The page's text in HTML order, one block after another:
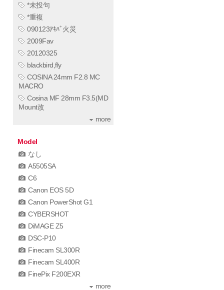
*未投句
*重複
090123ｱｷﾊﾞ火災
2009Fav
20120325
blackbird,fly
COSINA 24mm F2.8 MC
MACRO
Cosina MF 28mm F3.5(MD
Mount改
more
Model
なし
A5505SA
C6
Canon EOS 5D
Canon PowerShot G1
CYBERSHOT
DiMAGE Z5
DSC-P10
Finecam SL300R
Finecam SL400R
FinePix F200EXR
more